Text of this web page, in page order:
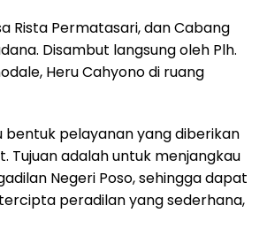
Rista Permatasari, dan Cabang
Disambut langsung oleh Plh.
Heru Cahyono di ruang
bentuk pelayanan yang diberikan
Tujuan adalah untuk menjangkau
Negeri Poso, sehingga dapat
peradilan yang sederhana,